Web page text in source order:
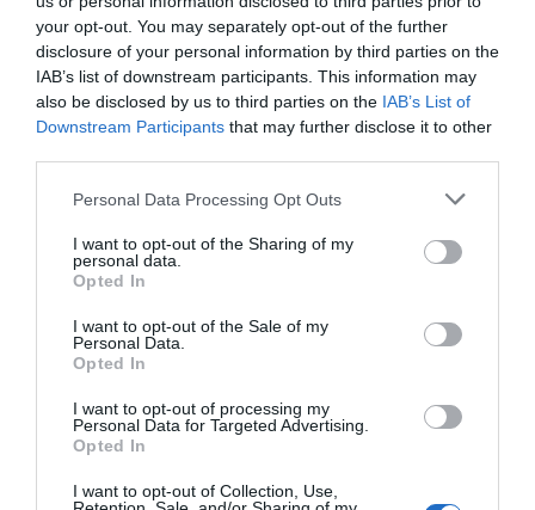
your opt-out. You may separately opt-out of the further
disclosure of your personal information by third parties on the
IAB’s list of downstream participants. This information may
also be disclosed by us to third parties on the IAB’s List of
Downstream Participants that may further disclose it to other
Please note that this website/app uses one or more Google
not limited to your visit or usage behaviour. You may click to
grant or deny consent to Google and its third-party tags to
use your data for below specified purposes in below Google
consent section.
Personal Data Processing Opt Outs
I want to opt-out of the Sharing of my
personal data.
Opted In
I want to opt-out of the Sale of my
Personal Data.
Opted In
I want to opt-out of processing my
Personal Data for Targeted Advertising.
Opted In
I want to opt-out of Collection, Use,
Διαβάστε όλες τιςτελευταίες ειδήσειςγια την
Ελλάδακαι τονΚόσμοστοevima.gr
TAGS: ΕΙΔΗΣΕΙΣ ΕΥΒΟΙΑ
ΕΥΒΟΙΑ
ΕΥΒΟΙΚΟΣ ΓΑΣ
ΝΕΑ
ΠΑΝΕΛΛΗΝΙΟ ΠΡΩΤΑΘΛΗΜΑ
ΣΤΙΒΟΣ
ΧΑΛΚΙΔΑ
ΡΟΗ ΕΙΔΗΣΕΩΝ
Φωτιά στη Σκύρο: Δύσκολη νύχτα
και βίντεο
06.08.2026 | 22:04
Εύβοια: Με κατάνυξη και πλήθος
κόσμου η μεγάλη γιορτή στους
Ωρεούς – Παρών ο Θανάσης
06.08.2026 | 22:00